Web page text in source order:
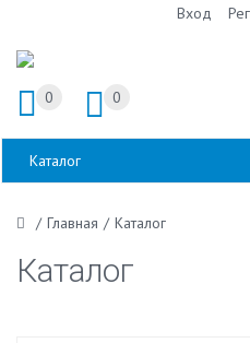
Вход
0 0
Каталог
/ Главная / Каталог
Каталог